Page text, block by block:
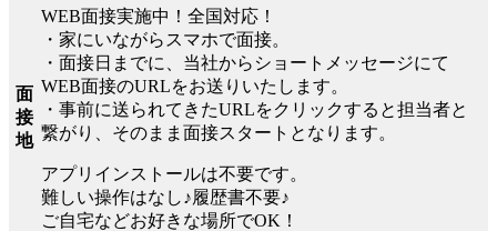
面
接
地
WEB面接実施中！全国対応！
・家にいながらスマホで面接。
・面接日までに、当社からショートメッセージにて
WEB面接のURLをお送りいたします。
・事前に送られてきたURLをクリックすると担当者と
繋がり、そのまま面接スタートとなります。
アプリインストールは不要です。
難しい操作はなし♪履歴書不要♪
ご自宅などお好きな場所でOK！